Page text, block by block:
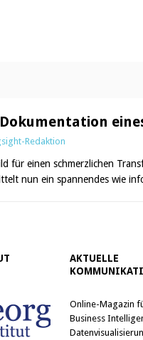
Redaktion
für einen schmerzlichen
nun ein spannendes wie
AKTUELLE
Online-Magazin
Business